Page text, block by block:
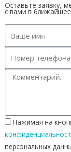
Оставьте заявку,
с вами в
Нажимая на
персональных